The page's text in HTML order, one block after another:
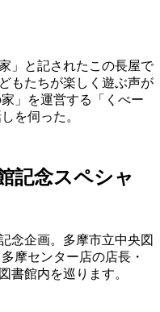
」と記されたこの長屋で
もたちが楽しく遊ぶ声が
」を運営する「くべー
を伺った。
記念スペシャ
念企画。多摩市立中央図
摩センター店の店長・
書館内を巡ります。